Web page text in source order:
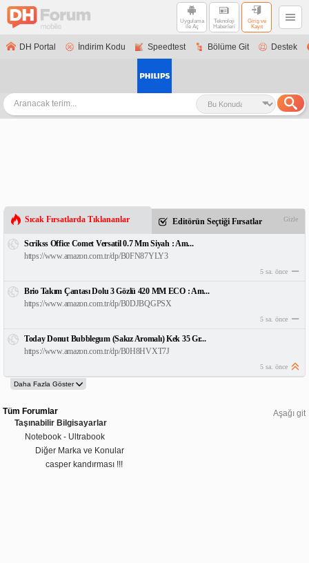
Uygulama
ile Aç
Teknoloji
Haberleri
Giriş ve
Kayıt
DH Portal İndirim Kodu Speedtest Bölüme Git Destek
Sıcak Fırsatlarda Tıklananlar Editörün Seçtiği Fırsatlar Gizle
Scrikss Office Comet Versatil 0.7 Mm Siyah : Am...
https://www.amazon.com.tr/dp/B0FN87YLY3
5 sa. önce
Brio Takım Çantası Dolu 3 Gözlü 420 MM ECO : Am...
https://www.amazon.com.tr/dp/B0DJBQGPSX
5 sa. önce
Today Donut Bubblegum (Sakız Aromalı) Kek 35 Gr...
https://www.amazon.com.tr/dp/B0H8HVXT7J
5 sa. önce
Aşağı git
Tüm Forumlar
Taşınabilir Bilgisayarlar
Notebook - Ultrabook
Diğer Marka ve Konular
casper kandırması !!!